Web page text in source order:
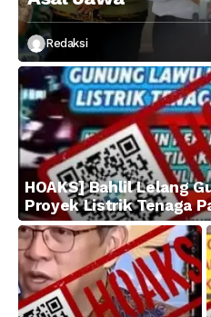
Redaksi
HOAKS] Bahlil Lelang
Proyek Listrik Tenaga